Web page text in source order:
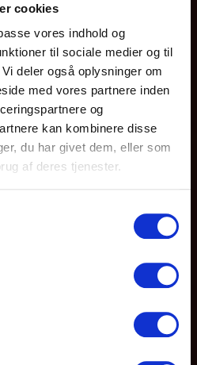
cookies
vores indhold og
til sociale medier og til
deler også oplysninger om
med vores partnere inden
og
kan kombinere disse
du har givet dem, eller som
af deres tjenester.